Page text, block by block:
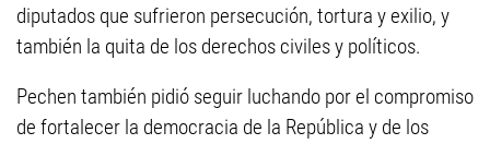
diputados que sufrieron persecución, tortura y exilio, y
también la quita de los derechos civiles y políticos.
Pechen también pidió seguir luchando por el compromiso
de fortalecer la democracia de la República y de los